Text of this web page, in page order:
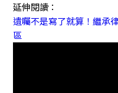
延伸閱讀：
遺囑不是寫了就算！繼承
區